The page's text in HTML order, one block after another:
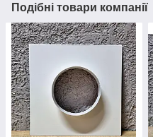
Подібні товари компанії